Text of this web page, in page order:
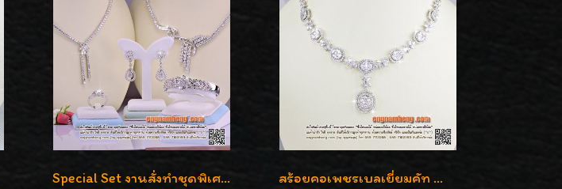
Special Set งานสั่งทำชุดพิเศษ เพชรคัดทุกชิ้น สวยหรูหรา ราคามิตรภาพค่ะ สร้อยคอเพชรเบลเยี่ยมคัท น้ำ 99% E-Color / VVS น้ำหนักเพชรรวม 16.05 กะรัต